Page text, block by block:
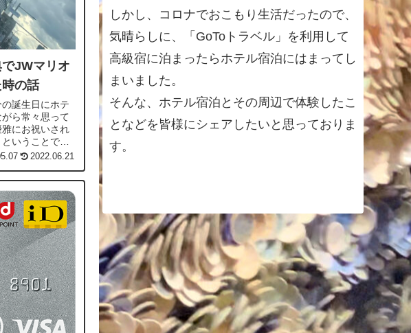
でJWマリオ
の話
誕生日にホテ
ら常々思って
にお祝いされ
いうことで、
2022.06.21
しかし、コロナでおこもり生活だったので、
気晴らしに、「GoToトラベル」を利用して
高級宿に泊まったらホテル宿泊にはまってし
まいました。
そんな、ホテル宿泊とその周辺で体験したこ
となどを皆様にシェアしたいと思っておりま
す。